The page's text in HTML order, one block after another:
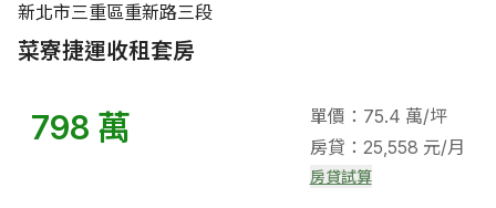
新北市三重區重新路三段
菜寮捷運收租套房
798 萬
單價：75.4 萬/坪
房貸：25,558 元/月
房貸試算